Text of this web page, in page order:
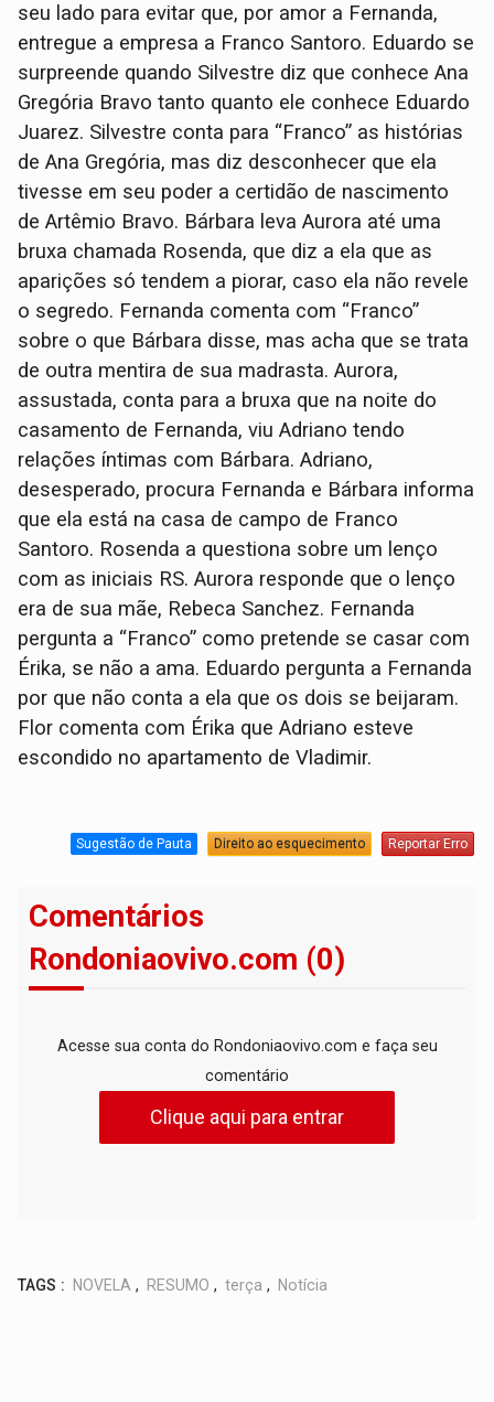
seu lado para evitar que, por amor a Fernanda,
entregue a empresa a Franco Santoro. Eduardo se
surpreende quando Silvestre diz que conhece Ana
Gregória Bravo tanto quanto ele conhece Eduardo
Juarez. Silvestre conta para “Franco” as histórias
de Ana Gregória, mas diz desconhecer que ela
tivesse em seu poder a certidão de nascimento
de Artêmio Bravo. Bárbara leva Aurora até uma
bruxa chamada Rosenda, que diz a ela que as
aparições só tendem a piorar, caso ela não revele
o segredo. Fernanda comenta com “Franco”
sobre o que Bárbara disse, mas acha que se trata
de outra mentira de sua madrasta. Aurora,
assustada, conta para a bruxa que na noite do
casamento de Fernanda, viu Adriano tendo
relações íntimas com Bárbara. Adriano,
desesperado, procura Fernanda e Bárbara informa
que ela está na casa de campo de Franco
Santoro. Rosenda a questiona sobre um lenço
com as iniciais RS. Aurora responde que o lenço
era de sua mãe, Rebeca Sanchez. Fernanda
pergunta a “Franco” como pretende se casar com
Érika, se não a ama. Eduardo pergunta a Fernanda
por que não conta a ela que os dois se beijaram.
Flor comenta com Érika que Adriano esteve
escondido no apartamento de Vladimir.
Sugestão de Pauta Direito ao esquecimento Reportar Erro
Comentários
Rondoniaovivo.com (0)
Acesse sua conta do Rondoniaovivo.com e faça seu
comentário
Clique aqui para entrar
TAGS : NOVELA , RESUMO , terça , Notícia